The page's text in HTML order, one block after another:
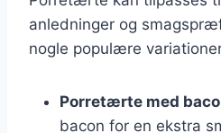
anledninger og
nogle populære
Porretærte med
bacon for en ekstra